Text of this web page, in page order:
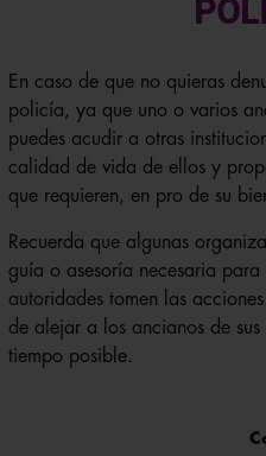
En caso de que no quieras
policía, ya que uno o varios
puedes acudir a otras
calidad de vida de ellos y
que requieren, en pro de su
Recuerda que algunas
guía o asesoría necesaria
autoridades tomen las
de alejar a los ancianos de
tiempo posible.